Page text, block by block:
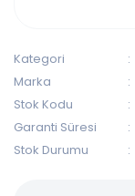
Kategori
Marka
Stok Kodu
Garanti Süresi
Stok Durumu